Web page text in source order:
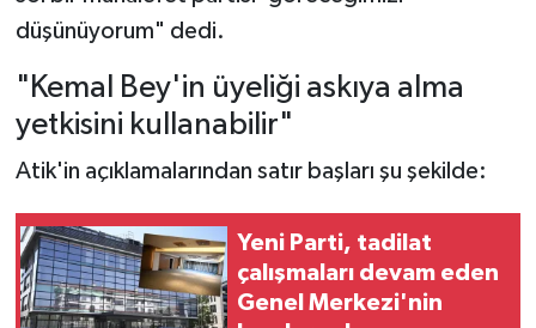
düşünüyorum" dedi.
"Kemal Bey'in üyeliği askıya alma
yetkisini kullanabilir"
Atik'in açıklamalarından satır başları şu şekilde:
Yeni Parti, tadilat
çalışmaları devam eden
Genel Merkezi'nin